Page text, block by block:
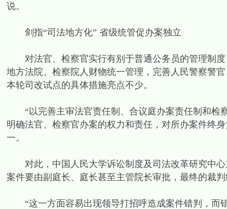
说。
剑指“司法地方化” 省级统管促办案独立
对法官、检察官实行有别于普通公务员的管理制度
地方法院、检察院人财物统一管理，完善人民警察警
本轮司改试点的具体措施亮点不少。
“以完善主审法官责任制、合议庭办案责任制和检
明确法官、检察官办案的权力和责任，对所办案件终
一。
对此，中国人民大学诉讼制度及司法改革研究中心
案件要由副庭长、庭长甚至主管院长审批，最终的裁
“这一方面容易出现领导打招呼造成案件错判，而